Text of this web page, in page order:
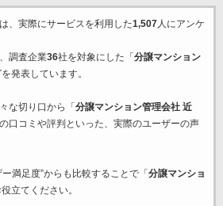
、実際にサービスを利用した1,507人にアンケ
調査企業36社を対象にした「 分譲マンション
発表しています。
な切り口から「 分譲マンション管理会社 近
口コミや評判といった、実際のユーザーの声
満足度”からも比較することで「 分譲マンショ
立てください。